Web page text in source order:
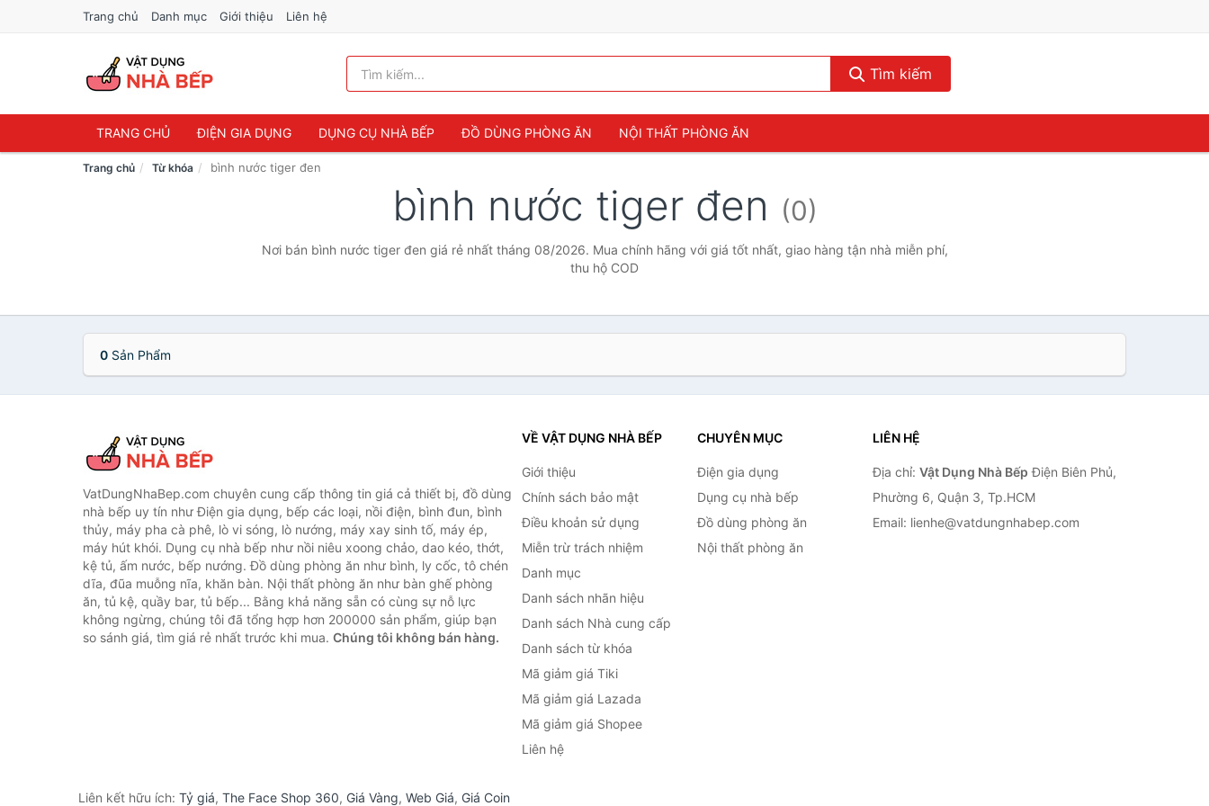
Trang chủ Danh mục Giới thiệu Liên hệ
Tìm kiếm
TRANG CHỦ ĐIỆN GIA DỤNG DỤNG CỤ NHÀ BẾP ĐỒ DÙNG PHÒNG ĂN NỘI THẤT PHÒNG ĂN
Trang chủ Từ khóa bình nước tiger đen
bình nước tiger đen (0)
Nơi bán bình nước tiger đen giá rẻ nhất tháng 08/2026. Mua chính hãng với giá tốt nhất, giao hàng tận nhà miễn phí,
thu hộ COD
0 Sản Phẩm
VatDungNhaBep.com chuyên cung cấp thông tin giá cả thiết bị, đồ dùng
nhà bếp uy tín như Điện gia dụng, bếp các loại, nồi điện, bình đun, bình
thủy, máy pha cà phê, lò vi sóng, lò nướng, máy xay sinh tố, máy ép,
máy hút khói. Dụng cụ nhà bếp như nồi niêu xoong chảo, dao kéo, thớt,
kệ tủ, ấm nước, bếp nướng. Đồ dùng phòng ăn như bình, ly cốc, tô chén
dĩa, đũa muỗng nĩa, khăn bàn. Nội thất phòng ăn như bàn ghế phòng
ăn, tủ kệ, quầy bar, tủ bếp... Bằng khả năng sẵn có cùng sự nỗ lực
không ngừng, chúng tôi đã tổng hợp hơn 200000 sản phẩm, giúp bạn
so sánh giá, tìm giá rẻ nhất trước khi mua. Chúng tôi không bán hàng.
VỀ VẬT DỤNG NHÀ BẾP
Giới thiệu
Chính sách bảo mật
Điều khoản sử dụng
Miễn trừ trách nhiệm
Danh mục
Danh sách nhãn hiệu
Danh sách Nhà cung cấp
Danh sách từ khóa
Mã giảm giá Tiki
Mã giảm giá Lazada
Mã giảm giá Shopee
Liên hệ
CHUYÊN MỤC
Điện gia dụng
Dụng cụ nhà bếp
Đồ dùng phòng ăn
Nội thất phòng ăn
LIÊN HỆ
Địa chỉ: Vật Dụng Nhà Bếp Điện Biên Phủ,
Phường 6, Quận 3, Tp.HCM
Email: lienhe@vatdungnhabep.com
Liên kết hữu ích: Tỷ giá, The Face Shop 360, Giá Vàng, Web Giá, Giá Coin